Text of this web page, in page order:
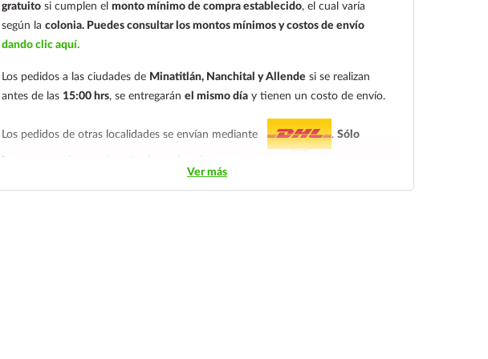
gratuitosi cumplen el monto mínimo de compra establecido, el cual varía
según la colonia. Puedes consultar los montos mínimos y costos de envío
dando clic aquí.
Los pedidos a las ciudades de Minatitlán, Nanchital y Allende si se realizan
antes de las 15:00 hrs, se entregarán el mismo díay tienen un costo de envío.
Los pedidos de otras localidades se envían mediante . Sólo
Tenemos dos tarifas dependiendo del tiempo de entrega:tarifa nacional al día
Ver más